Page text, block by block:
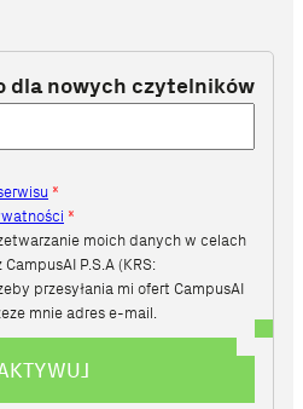
dla nowych czytelników
*
*
moich danych w celach
P.S.A (KRS:
przesyłania mi ofert CampusAI
mnie adres e-mail.